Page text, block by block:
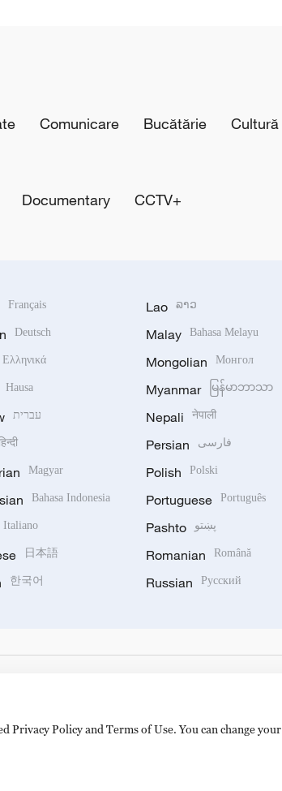
Comunicare Bucătărie Cultură
Documentary CCTV+
Français
Deutsch
Ελληνικά
Hausa
עברית
Magyar
Bahasa Indonesia
Italiano
日本語
한국어
Lao ລາວ
Malay Bahasa Melayu
Mongolian Монгол
Myanmar မြန်မာဘာသာ
Nepali नेपाली
Persian فارسی
Polish Polski
Portuguese Português
Pashto پښتو
Romanian Română
Russian Русский
Privacy Policy and Terms of Use. You can change your